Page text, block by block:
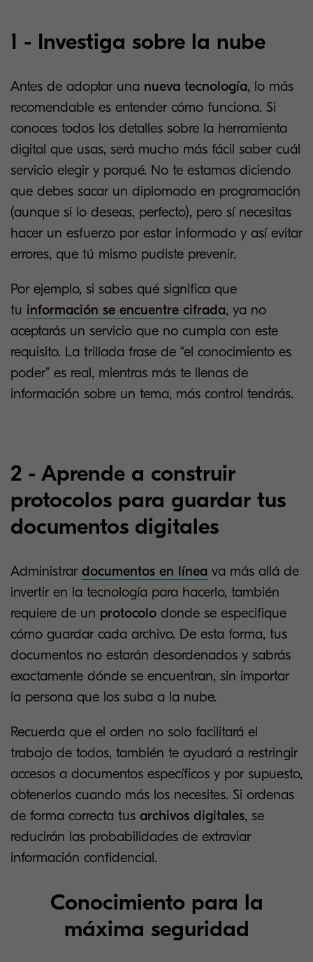
1 - Investiga sobre la nube
Antes de adoptar una nueva tecnología, lo más
recomendable es entender cómo funciona. Si
conoces todos los detalles sobre la herramienta
digital que usas, será mucho más fácil saber cuál
servicio elegir y porqué. No te estamos diciendo
que debes sacar un diplomado en programación
(aunque si lo deseas, perfecto), pero sí necesitas
hacer un esfuerzo por estar informado y así evitar
errores, que tú mismo pudiste prevenir.
Por ejemplo, si sabes qué significa que
tu información se encuentre cifrada, ya no
aceptarás un servicio que no cumpla con este
requisito. La trillada frase de “el conocimiento es
poder” es real, mientras más te llenas de
información sobre un tema, más control tendrás.
2 - Aprende a construir
protocolos para guardar tus
documentos digitales
Administrar documentos en línea va más allá de
invertir en la tecnología para hacerlo, también
requiere de un protocolo donde se especifique
cómo guardar cada archivo. De esta forma, tus
documentos no estarán desordenados y sabrás
exactamente dónde se encuentran, sin importar
la persona que los suba a la nube.
Recuerda que el orden no solo facilitará el
trabajo de todos, también te ayudará a restringir
accesos a documentos específicos y por supuesto,
obtenerlos cuando más los necesites. Si ordenas
de forma correcta tus archivos digitales, se
reducirán las probabilidades de extraviar
información confidencial.
Conocimiento para la
máxima seguridad